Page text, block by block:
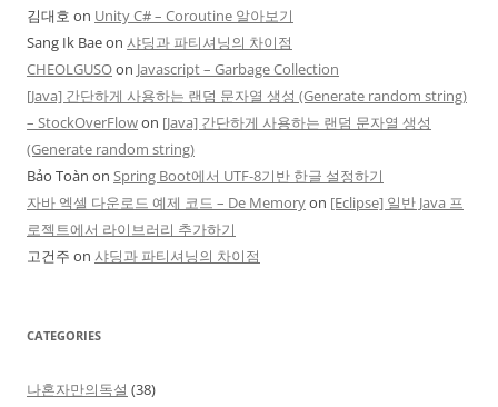
김대호 on Unity C# – Coroutine 알아보기
Sang Ik Baeon 샤딩과 파티셔닝의 차이점
CHEOLGUSOon Javascript – Garbage Collection
[Java] 간단하게 사용하는 랜덤 문자열 생성 (Generate random string)
– StockOverFlowon [Java] 간단하게 사용하는 랜덤 문자열 생성
(Generate random string)
Bảo Toàn on Spring Boot에서 UTF-8기반 한글 설정하기
자바 엑셀 다운로드 예제 코드 – De Memoryon [Eclipse] 일반 Java 프
로젝트에서 라이브러리 추가하기
고건주 on 샤딩과 파티셔닝의 차이점
CATEGORIES
나혼자만의독설 (38)